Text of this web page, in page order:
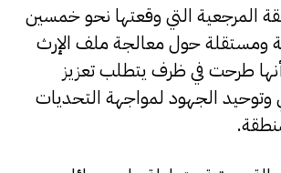
المرجعية التي وقعتها نحو خمسين
حول معالجة ملف الإرث
أنها طرحت في ظرف يتطلب تعزيز
وتوحيد الجهود لمواجهة التحديات